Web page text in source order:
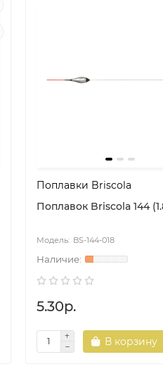
Поплавки Briscola
Поплавок Briscola 144
BS-144-018
5.30р.
В корзину